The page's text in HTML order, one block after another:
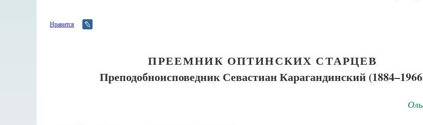
Нравится
ПРЕЕМНИК ОПТИНСКИХ СТАРЦЕВ
Преподобноисповедник Севастиан Карагандинский